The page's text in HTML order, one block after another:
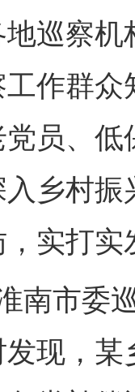
巡察
作群
员、
乡村
实打
市委巡
现，